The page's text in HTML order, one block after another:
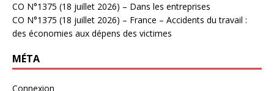
CO N°1375 (18 juillet 2026) – Dans les entreprises
CO N°1375 (18 juillet 2026) – France – Accidents du travail :
des économies aux dépens des victimes
MÉTA
Connexion